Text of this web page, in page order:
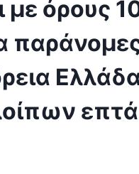
όρους
επτά